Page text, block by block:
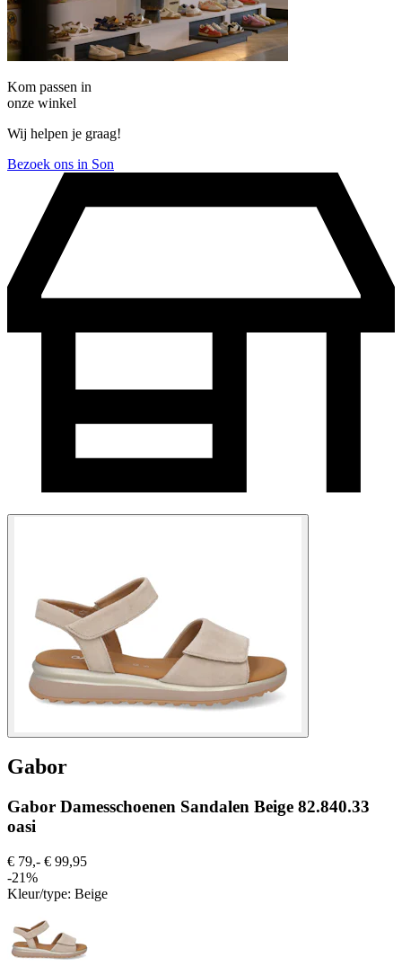
Kom passen in
onze winkel
Wij helpen je graag!
Bezoek ons in Son
Gabor
Gabor Damesschoenen Sandalen Beige 82.840.33
oasi
€ 79,- € 99,95
-21%
Kleur/type: Beige